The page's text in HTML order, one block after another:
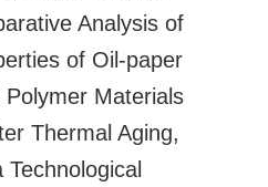
Analysis of
of Oil-paper
Materials
Thermal Aging,